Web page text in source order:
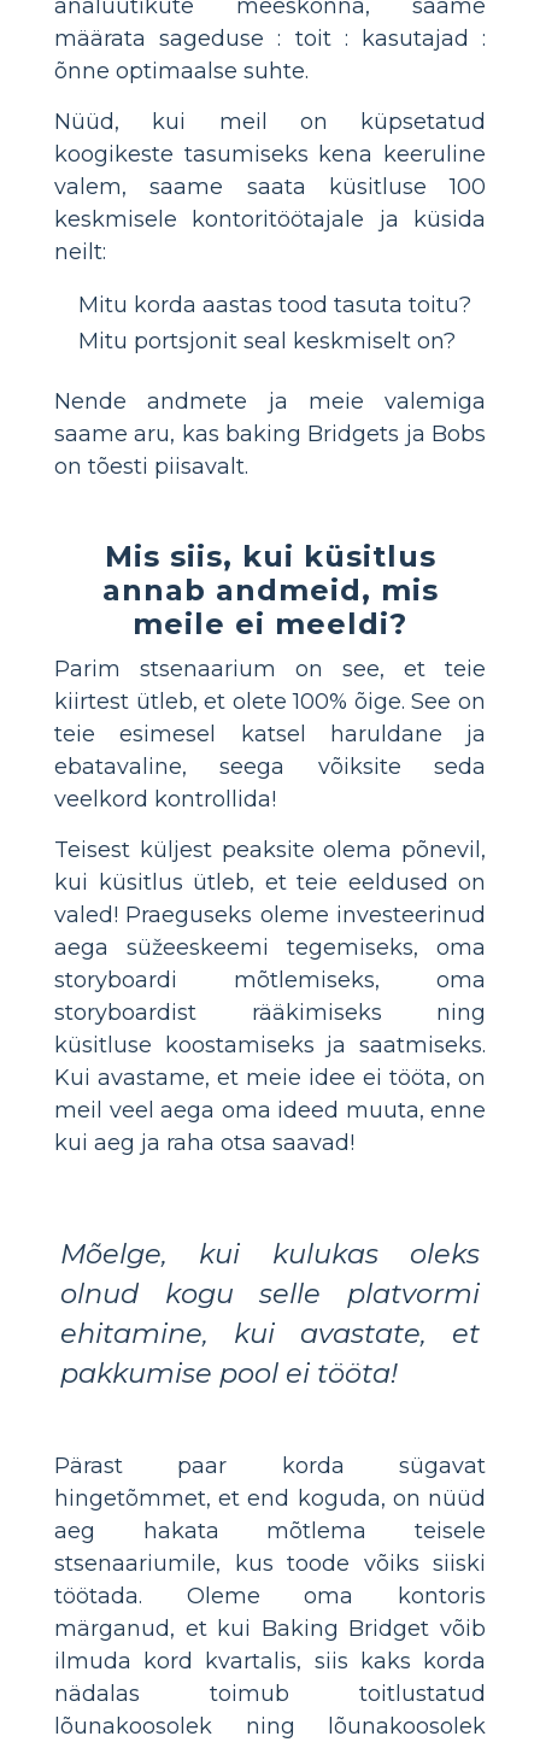
analüütikute meeskonna, saame
määrata sageduse : toit : kasutajad :
õnne optimaalse suhte.
Nüüd, kui meil on küpsetatud
koogikeste tasumiseks kena keeruline
valem, saame saata küsitluse 100
keskmisele kontoritöötajale ja küsida
neilt:
Mitu korda aastas tood tasuta toitu?
Mitu portsjonit seal keskmiselt on?
Nende andmete ja meie valemiga
saame aru, kas baking Bridgets ja Bobs
on tõesti piisavalt.
Mis siis, kui küsitlus
annab andmeid, mis
meile ei meeldi?
Parim stsenaarium on see, et teie
kiirtest ütleb, et olete 100% õige. See on
teie esimesel katsel haruldane ja
ebatavaline, seega võiksite seda
veelkord kontrollida!
Teisest küljest peaksite olema põnevil,
kui küsitlus ütleb, et teie eeldused on
valed! Praeguseks oleme investeerinud
aega süžeeskeemi tegemiseks, oma
storyboardi mõtlemiseks, oma
storyboardist rääkimiseks ning
küsitluse koostamiseks ja saatmiseks.
Kui avastame, et meie idee ei tööta, on
meil veel aega oma ideed muuta, enne
kui aeg ja raha otsa saavad!
Mõelge, kui kulukas oleks
olnud kogu selle platvormi
ehitamine, kui avastate, et
pakkumise pool ei tööta!
Pärast paar korda sügavat
hingetõmmet, et end koguda, on nüüd
aeg hakata mõtlema teisele
stsenaariumile, kus toode võiks siiski
töötada. Oleme oma kontoris
märganud, et kui Baking Bridget võib
ilmuda kord kvartalis, siis kaks korda
nädalas toimub toitlustatud
lõunakoosolek ning lõunakoosolek